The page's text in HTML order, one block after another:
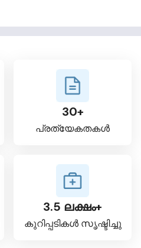
30+
പ്രത്യേകതകൾ
3.5 ലക്ഷം+
കുറിപ്പടികൾ സൃഷ്ടിച്ചു